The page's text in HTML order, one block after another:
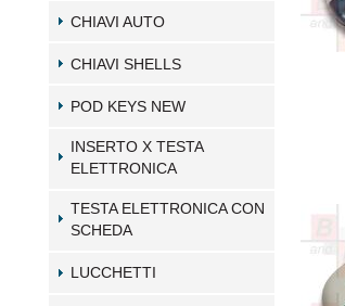
CHIAVI AUTO
CHIAVI SHELLS
POD KEYS NEW
INSERTO X TESTA
ELETTRONICA
TESTA ELETTRONICA CON
SCHEDA
LUCCHETTI